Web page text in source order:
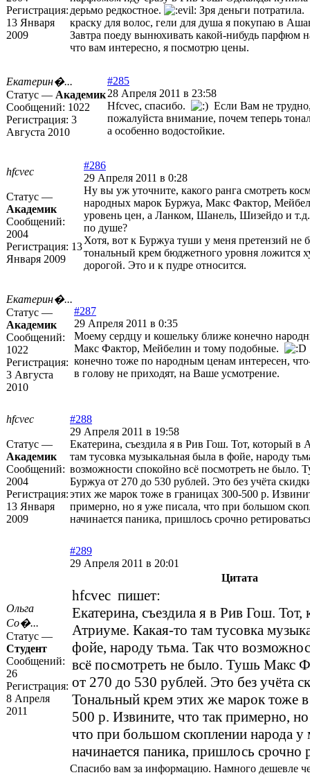
Регистрация:
13 Января
2009
дерьмо редкостное.
Зря деньги
краску для волос, гели для душа я покупаю в
Завтра поеду вынюхивать какой-нибудь парфюм
что вам интересно, я посмотрю цены.
Екатерин�...
Статус — Академик
Сообщений: 1022
Регистрация: 3
Августа 2010
#285
28 Апреля 2011 в 23:58
Нfcvec, спасибо.
Если Вам не
пожалуйста внимание, почем теперь
а особенно водостойкие.
hfcvec
Статус —
Академик
Сообщений:
2004
Регистрация: 13
Января 2009
#286
29 Апреля 2011 в 0:28
Ну вы уж уточните, какого ранга смотреть
народных марок Буржуа, Макс Фактор,
уровень цен, а Ланком, Шанель, Шизейдо и
по душе?
Хотя, вот к Буржуа туши у меня претензий не
тональный крем бюджетного уровня ложится
дорогой. Это и к пудре относится.
Екатерин�...
Статус —
Академик
Сообщений:
1022
Регистрация:
3 Августа
2010
#287
29 Апреля 2011 в 0:35
Моему сердцу и кошельку ближе конечно
Макс Фактор, Мейбелин и тому подобные.
конечно тоже по народным ценам интересен,
в голову не приходят, на Ваше усмотрение.
hfcvec
Статус —
Академик
Сообщений:
2004
Регистрация:
13 Января
2009
#288
29 Апреля 2011 в 19:58
Екатерина, съездила я в Рив Гош. Тот, который в
там тусовка музыкальная была в фойе, народу
возможности спокойно всё посмотреть не было.
Буржуа от 270 до 530 рублей. Это без учёта
этих же марок тоже в границах 300-500 р.
примерно, но я уже писала, что при большом
начинается паника, пришлось срочно
Ольга
Со�...
Статус —
Студент
Сообщений:
26
Регистрация:
8 Апреля
2011
#289
29 Апреля 2011 в 20:01
Цитата
hfcvec пишет:
Екатерина, съездила я в Рив Гош. Тот,
Атриуме. Какая-то там тусовка
фойе, народу тьма. Так что
всё посмотреть не было. Тушь Макс
от 270 до 530 рублей. Это без учёта
Тональный крем этих же марок тоже
500 р. Извините, что так примерно,
что при большом скоплении народа у
начинается паника, пришлось срочно
Спасибо вам за информацию. Намного дешевле